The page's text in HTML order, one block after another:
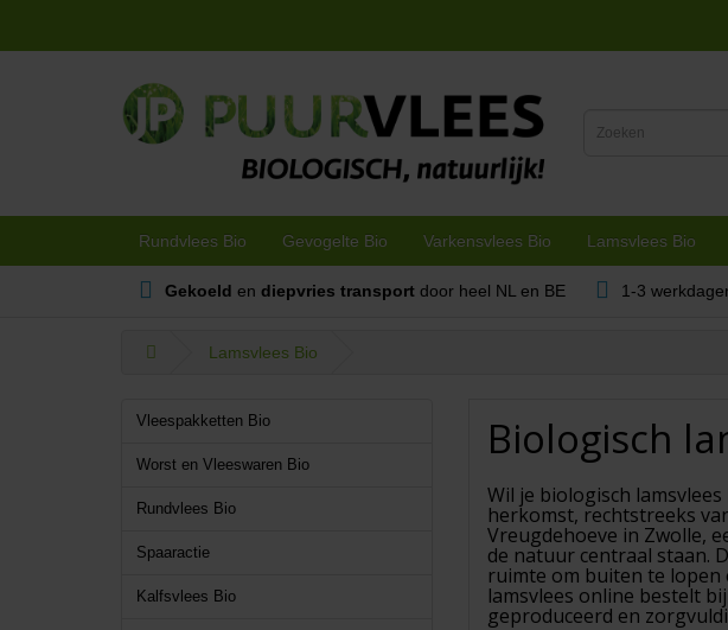
Rundvlees Bio Gevogelte Bio Varkensvlees Bio Lamsvlees Bio
Gekoeld en diepvries transport door heel NL en BE 1-3
Lamsvlees Bio
Vleespakketten Bio
Worst en Vleeswaren Bio
Rundvlees Bio
Spaaractie
Kalfsvlees Bio
Biologisch
Wil je biologisch
herkomst, rechtstreeks
Vreugdehoeve in Zwolle,
de natuur centraal staan.
ruimte om buiten te lopen
lamsvlees online bestelt
geproduceerd en